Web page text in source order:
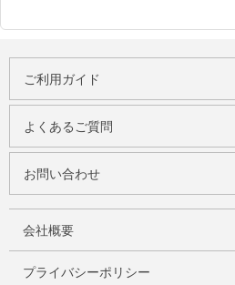
ご利用ガイド
よくあるご質問
お問い合わせ
会社概要
プライバシーポリシー